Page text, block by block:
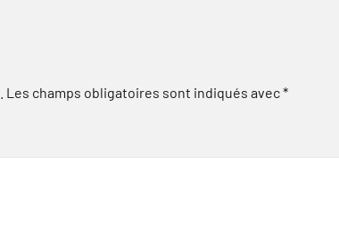
Les champs obligatoires sont indiqués avec*